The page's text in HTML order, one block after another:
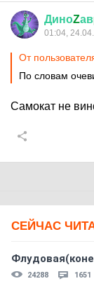
ДиноZав
01:04,
От
По словам
Самокат не
СЕЙЧАС
24288 1651